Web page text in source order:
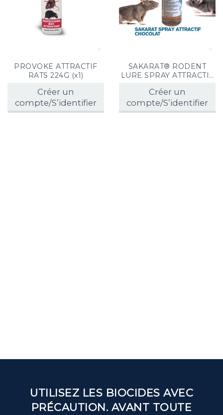
PROVOKE ATTRACTIF
RATS 224G (x1)
Créer un
compte/S’identifier
SAKARAT® RODENT
LURE SPRAY ATTRACTIF
(x1)
Créer un
compte/S’identifier
UTILISEZ LES BIOCIDES AVEC
PRÉCAUTION. AVANT TOUTE